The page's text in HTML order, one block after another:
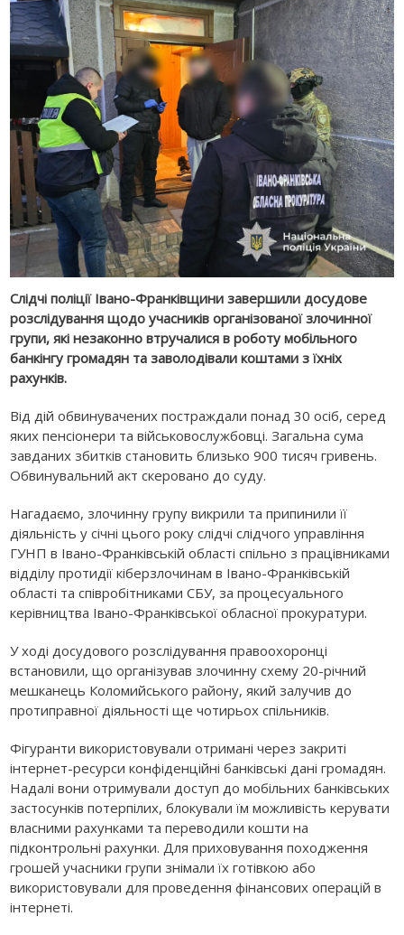
Слідчі поліції Івано-Франківщини завершили досудове
розслідування щодо учасників організованої злочинної
групи, які незаконно втручалися в роботу мобільного
банкінгу громадян та заволодівали коштами з їхніх
рахунків.
Від дій обвинувачених постраждали понад 30 осіб, серед
яких пенсіонери та військовослужбовці. Загальна сума
завданих збитків становить близько 900 тисяч гривень.
Обвинувальний акт скеровано до суду.
Нагадаємо, злочинну групу викрили та припинили її
діяльність у січні цього року слідчі слідчого управління
ГУНП в Івано-Франківській області спільно з працівниками
відділу протидії кіберзлочинам в Івано-Франківській
області та співробітниками СБУ, за процесуального
керівництва Івано-Франківської обласної прокуратури.
У ході досудового розслідування правоохоронці
встановили, що організував злочинну схему 20-річний
мешканець Коломийського району, який залучив до
протиправної діяльності ще чотирьох спільників.
Фігуранти використовували отримані через закриті
інтернет-ресурси конфіденційні банківські дані громадян.
Надалі вони отримували доступ до мобільних банківських
застосунків потерпілих, блокували їм можливість керувати
власними рахунками та переводили кошти на
підконтрольні рахунки. Для приховування походження
грошей учасники групи знімали їх готівкою або
використовували для проведення фінансових операцій в
інтернеті.